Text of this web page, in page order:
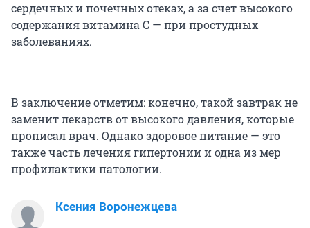
сердечных и почечных отеках, а за счет высокого
содержания витамина С — при простудных
заболеваниях.
В заключение отметим: конечно, такой завтрак не
заменит лекарств от высокого давления, которые
прописал врач. Однако здоровое питание — это
также часть лечения гипертонии и одна из мер
профилактики патологии.
Ксения Воронежцева